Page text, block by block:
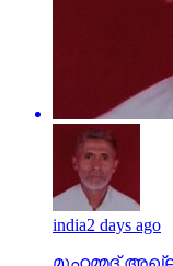
india2 days ago
മുഹമ്മദ്